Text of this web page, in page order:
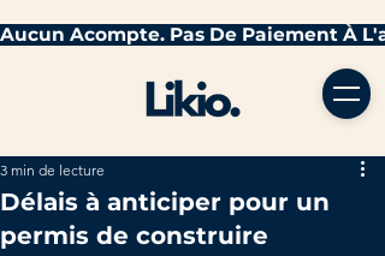
Délais à anticiper pour un
permis de construire
3 min de lecture